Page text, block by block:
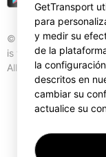
© Gettransport
is trademark of
All rights reserved.
GetTransport
para
y medir su
de la
la
descritos en
cambiar su
actualice su